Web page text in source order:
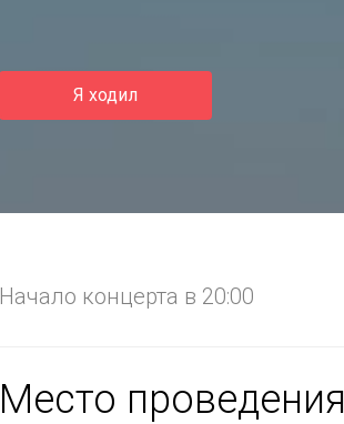
Я ходил
Начало концерта в 20:00
Место